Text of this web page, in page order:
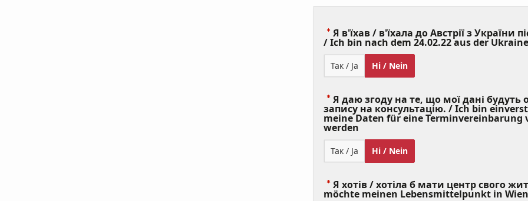
Я в'їхав / в'їхала до Австрії з України
/ Ich bin nach dem 24.02.22 aus der
Так / Ja Ні / Nein
Я даю згоду на те, що мої дані будуть
запису на консультацію. / Ich bin
meine Daten für eine Terminvereinbarung
werden
Required)
Так / Ja Ні / Nein
Я хотів / хотіла б мати центр свого
möchte meinen Lebensmittelpunkt in